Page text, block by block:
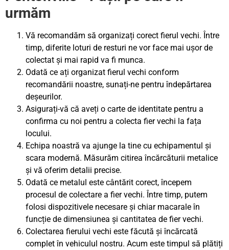
urmăm
Vă recomandăm să organizați corect fierul vechi. Între
timp, diferite loturi de resturi ne vor face mai ușor de
colectat și mai rapid va fi munca.
Odată ce ați organizat fierul vechi conform
recomandării noastre, sunați-ne pentru îndepărtarea
deșeurilor.
Asigurați-vă că aveți o carte de identitate pentru a
confirma cu noi pentru a colecta fier vechi la fața
locului.
Echipa noastră va ajunge la tine cu echipamentul și
scara modernă. Măsurăm citirea încărcăturii metalice
și vă oferim detalii precise.
Odată ce metalul este cântărit corect, începem
procesul de colectare a fier vechi. Între timp, putem
folosi dispozitivele necesare și chiar macarale în
funcție de dimensiunea și cantitatea de fier vechi.
Colectarea fierului vechi este făcută și încărcată
complet în vehiculul nostru. Acum este timpul să plătiți